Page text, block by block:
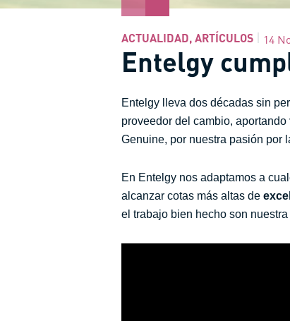
ACTUALIDAD, ARTÍCULOS 14
Entelgy
Entelgy lleva dos décadas sin
proveedor del cambio,
Genuine, por nuestra pasión por
En Entelgy nos adaptamos a
alcanzar cotas más altas de
el trabajo bien hecho son